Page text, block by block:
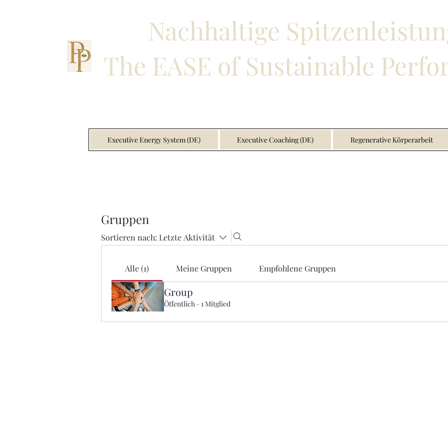
Nachhaltige
The EASE of Sustainable
Executive Energy System (DE) Executive Coaching (DE) Regenerative Körperarbeit
Gruppen
Sortieren nach: Letzte Aktivität
Alle (1) Meine Gruppen Empfohlene Gruppen
Group
Öffentlich · 1 Mitglied